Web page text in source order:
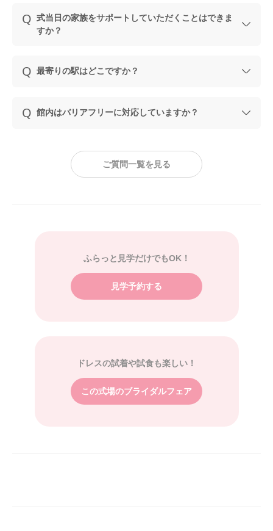
式当日の家族をサポートしていただくことはできま
すか？
最寄りの駅はどこですか？
館内はバリアフリーに対応していますか？
ご質問一覧を見る
ふらっと見学だけでもOK！
見学予約する
ドレスの試着や試食も楽しい！
この式場のブライダルフェア